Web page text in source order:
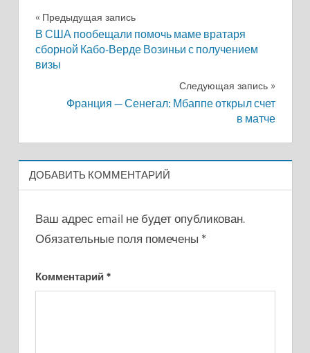
Навигация
по
записям
Предыдущая запись
В США пообещали помочь маме вратаря
сборной Кабо-Верде Возиньи с получением
визы
Следующая запись
Франция — Сенегал: Мбаппе открыл счет
в матче
ДОБАВИТЬ КОММЕНТАРИЙ
Ваш адрес email не будет опубликован.
Обязательные поля помечены *
Комментарий *